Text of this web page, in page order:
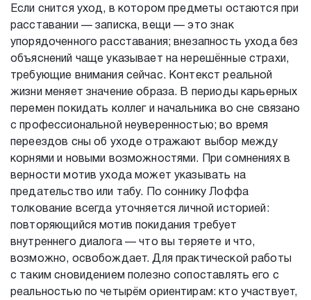
Если снится уход, в котором предметы остаются при
расставании — записка, вещи — это знак
упорядоченного расставания; внезапность ухода без
объяснений чаще указывает на нерешённые страхи,
требующие внимания сейчас. Контекст реальной
жизни меняет значение образа. В периоды карьерных
перемен покидать коллег и начальника во сне связано
с профессиональной неуверенностью; во время
переездов сны об уходе отражают выбор между
корнями и новыми возможностями. При сомнениях в
верности мотив ухода может указывать на
предательство или табу. По соннику Лоффа
толкование всегда уточняется личной историей:
повторяющийся мотив покидания требует
внутреннего диалога — что вы теряете и что,
возможно, освобождает. Для практической работы
с таким сновидением полезно сопоставлять его с
реальностью по четырём ориентирам: кто участвует,